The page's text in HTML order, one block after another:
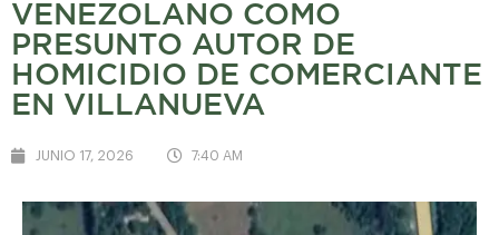
VENEZOLANO COMO
PRESUNTO AUTOR DE
HOMICIDIO DE COMERCIANTE
EN VILLANUEVA
JUNIO 17, 2026 7:40 AM